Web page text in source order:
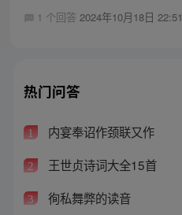
1 个回答 2024年10月18日 22:51
热门问答
1 内宴奉诏作颈联又作
2 王世贞诗词大全15首
3 徇私舞弊的读音